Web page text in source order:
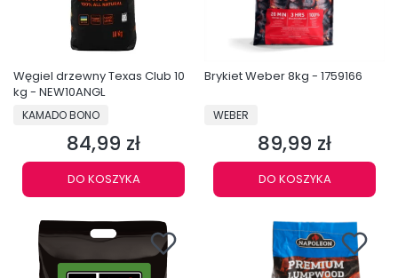
Węgiel drzewny Texas Club 10
kg - NEW10ANGL
PRODUCENT
KAMADO BONO
Cena
84,99 zł
DO KOSZYKA
Brykiet Weber 8kg - 1759166
PRODUCENT
WEBER
Cena
89,99 zł
DO KOSZYKA